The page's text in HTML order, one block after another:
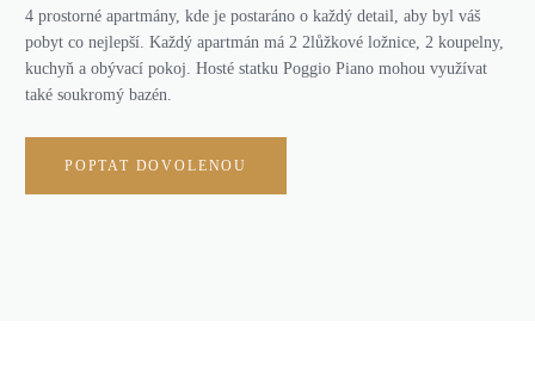
4 prostorné apartmány, kde je postaráno o každý detail, aby byl váš
pobyt co nejlepší. Každý apartmán má 2 2lůžkové ložnice, 2 koupelny,
kuchyň a obývací pokoj. Hosté statku Poggio Piano mohou využívat
také soukromý bazén.
POPTAT DOVOLENOU